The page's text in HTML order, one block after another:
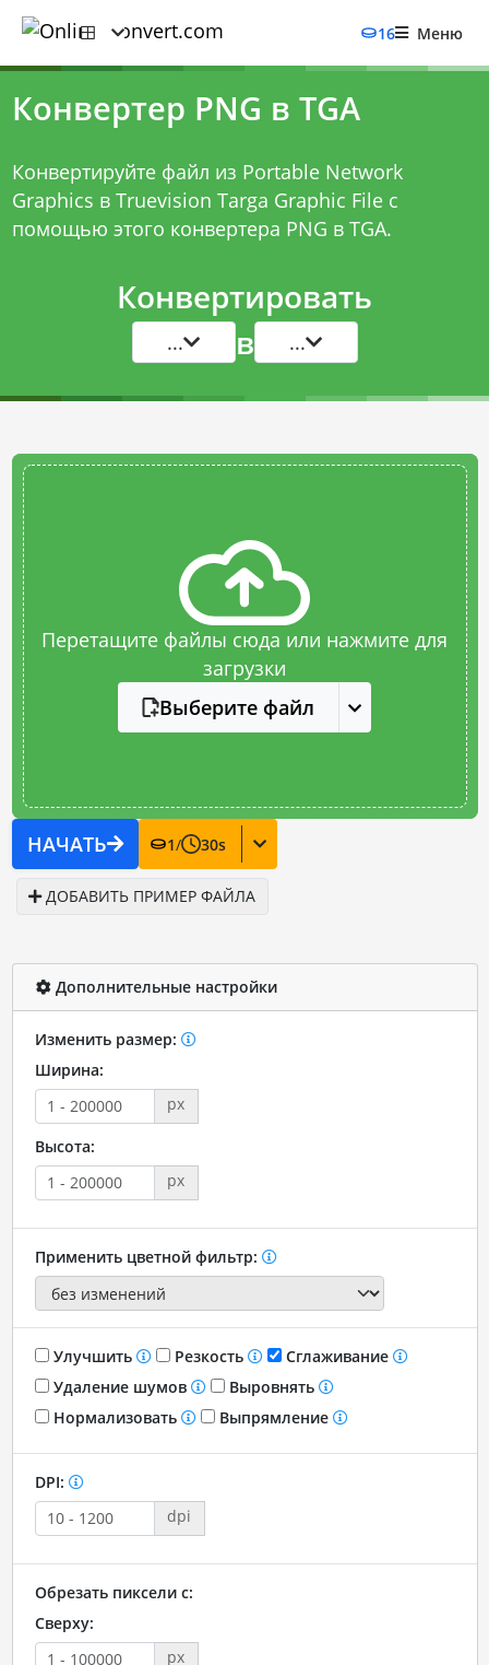
16 Меню
Конвертер PNG в TGA
Конвертируйте файл из Portable Network
Graphics в Truevision Targa Graphic File с
помощью этого конвертера PNG в TGA.
Конвертировать
... в ...
Перетащите файлы сюда или нажмите для
загрузки
Выберите файл
НАЧАТЬ 1/ 30s
ДОБАВИТЬ ПРИМЕР ФАЙЛА
Дополнительные настройки
Изменить размер:
Ширина:
px
Высота:
px
Применить цветной фильтр:
Улучшить Резкость
Сглаживание
Удаление шумов
Выровнять
Нормализовать
Выпрямление
DPI:
dpi
Обрезать пиксели с:
Сверху:
px